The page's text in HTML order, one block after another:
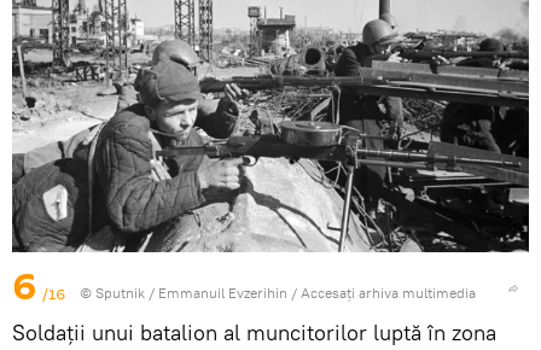
6 /16 © Sputnik / Emmanuil Evzerihin / Accesați arhiva multimedia
Soldații unui batalion al muncitorilor luptă în zona